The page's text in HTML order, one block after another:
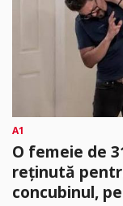
A1
O femeie de
reținută
concubinul,